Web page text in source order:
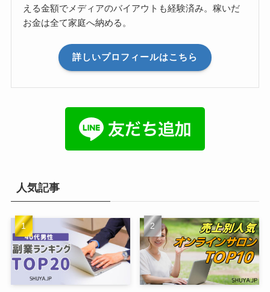
える金額でメディアのバイアウトも経験済み。稼いだ
お金は全て家庭へ納める。
詳しいプロフィールはこちら
人気記事